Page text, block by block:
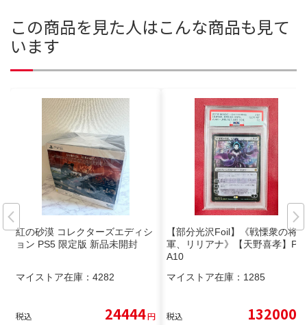
この商品を見た人はこんな商品も見て
います
紅の砂漠 コレクターズエディシ
ョン PS5 限定版 新品未開封
マイストア在庫： 4282
税込 24444円
【部分光沢Foil】《戦慄衆の将
軍、リリアナ》【天野喜孝】PS
A10
マイストア在庫： 1285
税込 132000